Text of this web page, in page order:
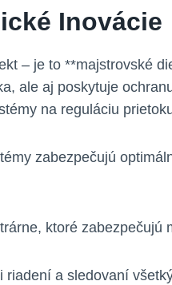
Inovácie
– je to **majstrovské
ale aj poskytuje
na reguláciu
zabezpečujú
ktoré zabezpečujú
riadení a sledovaní